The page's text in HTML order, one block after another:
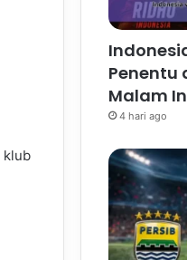
klub
Penentu
Malam
4 hari ago